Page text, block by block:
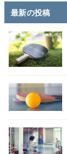
最新の投稿